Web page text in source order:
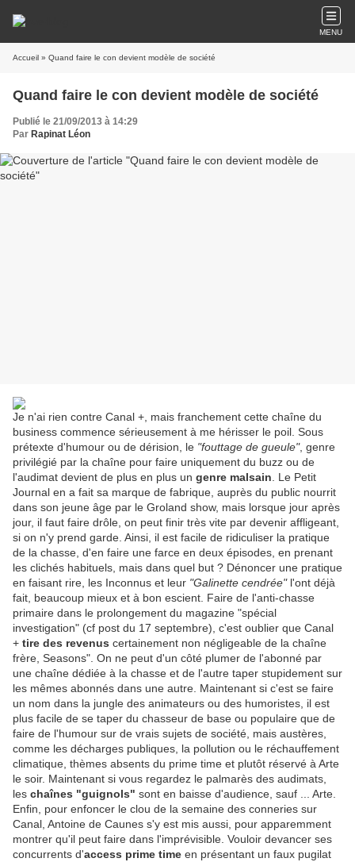
MENU
Accueil » Quand faire le con devient modèle de société
Quand faire le con devient modèle de société
Publié le 21/09/2013 à 14:29
Par Rapinat Léon
Je n'ai rien contre Canal +, mais franchement cette chaîne du
business commence sérieusement à me hérisser le poil. Sous
prétexte d'humour ou de dérision, le "fouttage de gueule", genre
privilégié par la chaîne pour faire uniquement du buzz ou de
l'audimat devient de plus en plus un genre malsain . Le Petit
Journal en a fait sa marque de fabrique, auprès du public nourrit
dans son jeune âge par le Groland show, mais lorsque jour après
jour, il faut faire drôle, on peut finir très vite par devenir affligeant,
si on n'y prend garde. Ainsi, il est facile de ridiculiser la pratique
de la chasse, d'en faire une farce en deux épisodes, en prenant
les clichés habituels, mais dans quel but ? Dénoncer une pratique
en faisant rire, les Inconnus et leur "Galinette cendrée"l'ont déjà
fait, beaucoup mieux et à bon escient. Faire de l'anti-chasse
primaire dans le prolongement du magazine "spécial
investigation" (cf post du 17 septembre), c'est oublier que Canal
+ tire des revenus certainement non négligeable de la chaîne
frère, Seasons". On ne peut d'un côté plumer de l'abonné par
une chaîne dédiée à la chasse et de l'autre taper stupidement sur
les mêmes abonnés dans une autre. Maintenant si c'est se faire
un nom dans la jungle des animateurs ou des humoristes, il est
plus facile de se taper du chasseur de base ou populaire que de
faire de l'humour sur de vrais sujets de société, mais austères,
comme les décharges publiques, la pollution ou le réchauffement
climatique, thèmes absents du prime time et plutôt réservé à Arte
le soir. Maintenant si vous regardez le palmarès des audimats,
les chaînes "guignols" sont en baisse d'audience, sauf ... Arte.
Enfin, pour enfoncer le clou de la semaine des conneries sur
Canal, Antoine de Caunes s'y est mis aussi, pour apparemment
montrer qu'il peut faire dans l'imprévisible. Vouloir devancer ses
concurrents d'access prime time en présentant un faux pugilat